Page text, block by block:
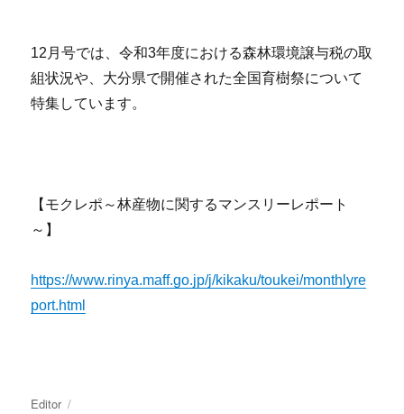
12月号では、令和3年度における森林環境譲与税の取
組状況や、大分県で開催された全国育樹祭について
特集しています。
【モクレポ～林産物に関するマンスリーレポート
～】
https://www.rinya.maff.go.jp/j/kikaku/toukei/monthlyre
port.html
投
Editor